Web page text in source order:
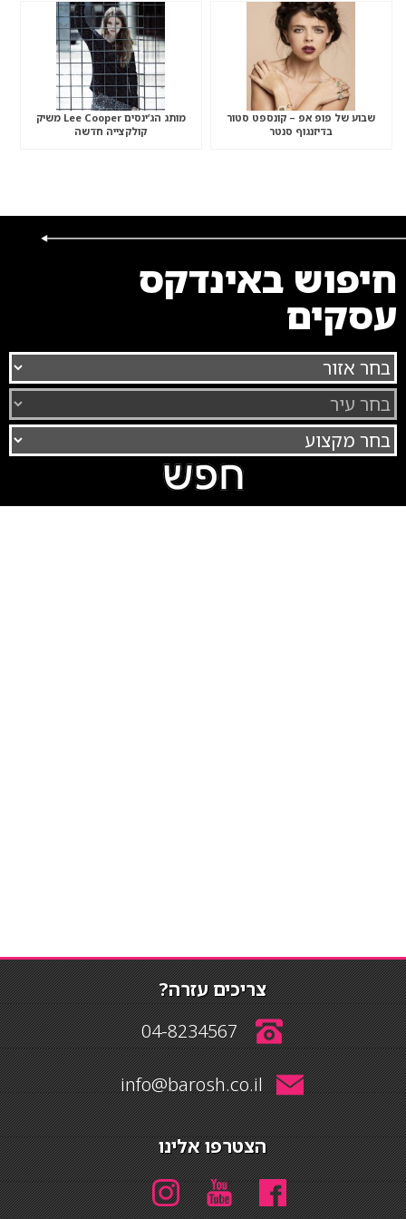
שבוע של פופ אפ – קונספט סטור
בדיזנגוף סנטר
מותג הג’ינסים Lee Cooper משיק
קולקצייה חדשה
חיפוש באינדקס
עסקים
צריכים עזרה?
04-8234567
info@barosh.co.il
הצטרפו אלינו